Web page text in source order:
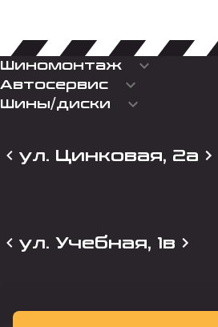
Шиномонтаж keyboard_arrow_down
Автосервис keyboard_arrow_down
Шины/диски keyboard_arrow_down
ул. Цинковая, 2а
ул. Учебная, 1в